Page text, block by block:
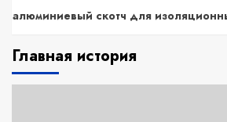
скотч для изоляционных работ
Главная история